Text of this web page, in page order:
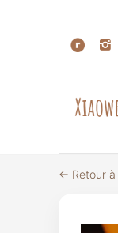
← Retour à